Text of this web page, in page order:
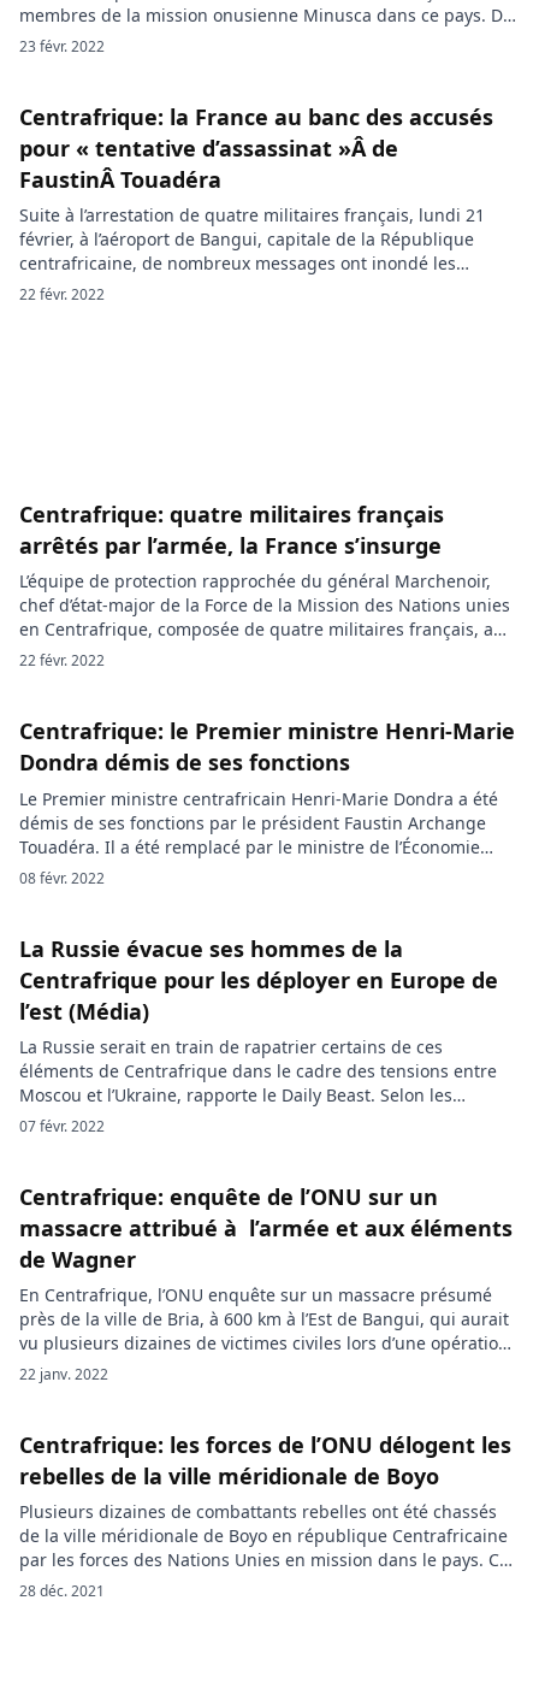
membres de la mission onusienne Minusca dans ce pays. De
sources rapportées, un émissaire de l’ONU a pris contact
président Faustin Archange […]
23 févr. 2022
Centrafrique: la France au banc des accusés
pour « tentative d’assassinat »Â de
FaustinÂ Touadéra
Suite à l’arrestation de quatre militaires français, lundi 21
février, à l’aéroport de Bangui, capitale de la République
centrafricaine, de nombreux messages ont inondé les
réseaux sociaux en accusant les militaires français d’avoir
22 févr. 2022
Centrafrique: quatre militaires français
arrêtés par l’armée, la France s’insurge
L’équipe de protection rapprochée du général Marchenoir,
chef d’état-major de la Force de la Mission des Nations unies
en Centrafrique, composée de quatre militaires français, a
été arrêtée lundi après-midi à l’aéroport de Bangui. Quatre
Nations unies pour la stabilisation […]
22 févr. 2022
Centrafrique: le Premier ministre Henri-Marie
Dondra démis de ses fonctions
Le Premier ministre centrafricain Henri-Marie Dondra a été
démis de ses fonctions par le président Faustin Archange
Touadéra. Il a été remplacé par le ministre de l’Économie
Felix Moloua. Henri-Marie Dondra n’est plus le chef du
Centrafrique a été […]
08 févr. 2022
La Russie évacue ses hommes de la
Centrafrique pour les déployer en Europe de
l’est (Média)
La Russie serait en train de rapatrier certains de ces
éléments de Centrafrique dans le cadre des tensions entre
Moscou et l’Ukraine, rapporte le Daily Beast. Selon les
rapports, la Russie serait en train d’évacuer ses instructeurs
[…]
07 févr. 2022
Centrafrique: enquête de l’ONU sur un
massacre attribué à l’armée et aux éléments
de Wagner
En Centrafrique, l’ONU enquête sur un massacre présumé
près de la ville de Bria, à 600 km à l’Est de Bangui, qui aurait
vu plusieurs dizaines de victimes civiles lors d’une opération
conjointe les 16 et 17 janvier des forces armées et de
mercenaires du groupe privé russe Wagner. Plus de 30 civils
22 janv. 2022
Centrafrique: les forces de l’ONU délogent les
rebelles de la ville méridionale de Boyo
Plusieurs dizaines de combattants rebelles ont été chassés
de la ville méridionale de Boyo en république Centrafricaine
par les forces des Nations Unies en mission dans le pays. Ce
résultat est le fruit d’une opération initiée et menée par les
28 déc. 2021